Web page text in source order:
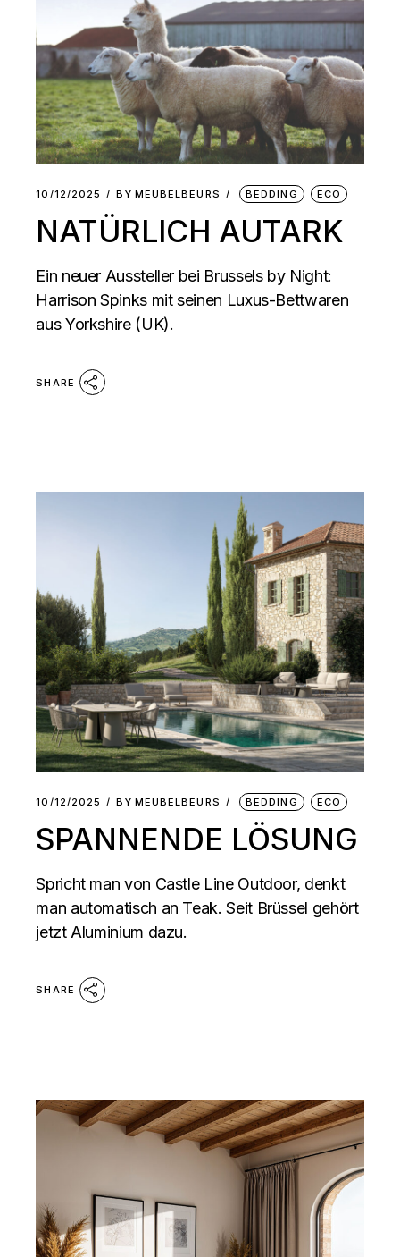
10/12/2025 BY MEUBELBEURS BEDDING ECO
NATÜRLICH AUTARK
Ein neuer Aussteller bei Brussels by Night:
Harrison Spinks mit seinen Luxus-Bettwaren
aus Yorkshire (UK).
SHARE
10/12/2025 BY MEUBELBEURS BEDDING ECO
SPANNENDE LÖSUNG
Spricht man von Castle Line Outdoor, denkt
man automatisch an Teak. Seit Brüssel gehört
jetzt Aluminium dazu.
SHARE